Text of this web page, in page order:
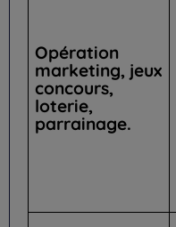
Opération
marketing, jeux
concours,
loterie,
parrainage.